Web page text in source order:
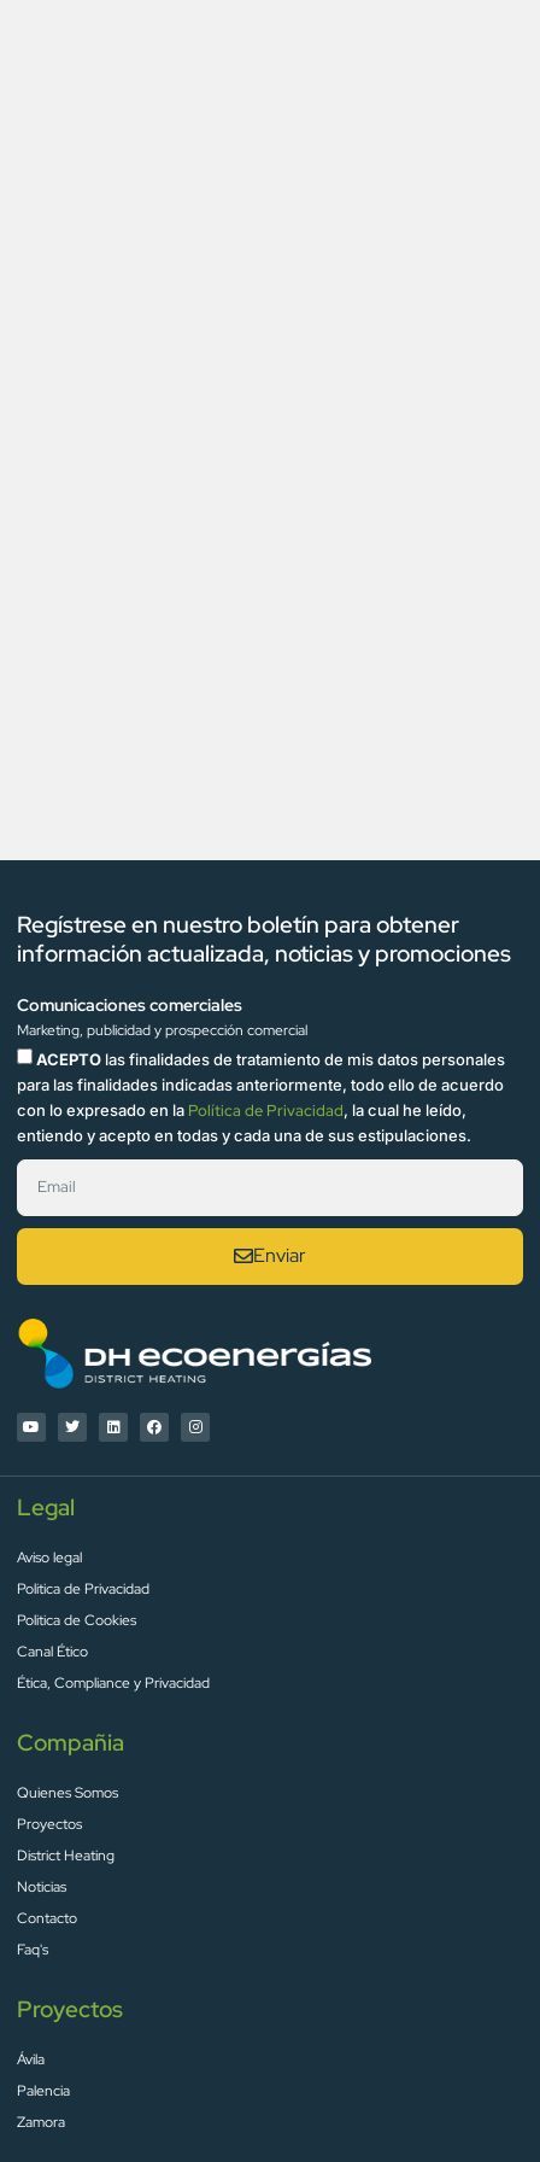
Regístrese en nuestro boletín para obtener
información actualizada, noticias y promociones
Comunicaciones comerciales
Marketing, publicidad y prospección comercial
ACEPTO las finalidades de tratamiento de mis datos personales
para las finalidades indicadas anteriormente, todo ello de acuerdo
con lo expresado en la Política de Privacidad, la cual he leído,
entiendo y acepto en todas y cada una de sus estipulaciones.
Enviar
Legal
Aviso legal
Politica de Privacidad
Politica de Cookies
Canal Ético
Ética, Compliance y Privacidad
Compañia
Quienes Somos
Proyectos
District Heating
Noticias
Contacto
Faq's
Proyectos
Ávila
Palencia
Zamora